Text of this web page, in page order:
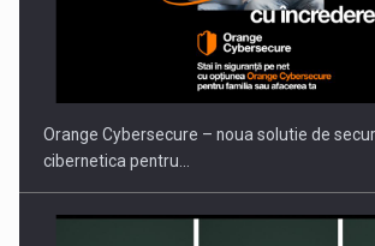
Orange Cybersecure – noua solutie de
cibernetica pentru…